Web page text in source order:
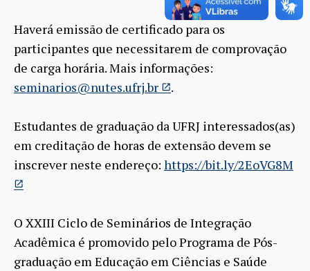
Haverá emissão de certificado para os
participantes que necessitarem de comprovação
de carga horária. Mais informações:
seminarios@nutes.ufrj.br
.
Estudantes de graduação da UFRJ interessados(as)
em creditação de horas de extensão devem se
inscrever neste endereço: https://bit.ly/2EoVG8M
O XXIII Ciclo de Seminários de Integração
Acadêmica é promovido pelo Programa de Pós-
graduação em Educação em Ciências e Saúde